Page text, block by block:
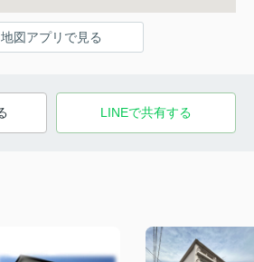
地図アプリで見る
LINEで共有する